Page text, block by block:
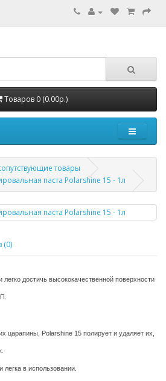
Товаров 0 (0.00р.)
товары
паста Polarshine 15 - 1л
(0)
достичь высококачественной поверхности
царапины, Polarshine 15 полирует и удаляет их,
в использовании.